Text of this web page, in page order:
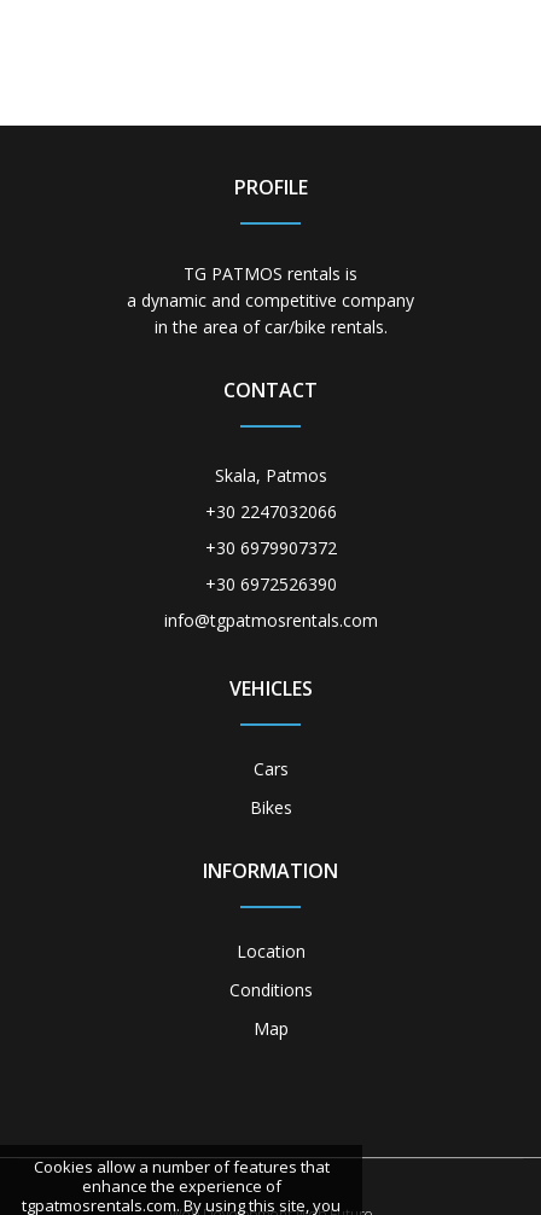
PROFILE
TG PATMOS rentals is
a dynamic and competitive company
in the area of car/bike rentals.
CONTACT
Skala, Patmos
+30 2247032066
+30 6979907372
+30 6972526390
info@tgpatmosrentals.com
VEHICLES
Cars
Bikes
INFORMATION
Location
Conditions
Map
Cookies allow a number of features that
enhance the experience of
tgpatmosrentals.com. By using this site, you